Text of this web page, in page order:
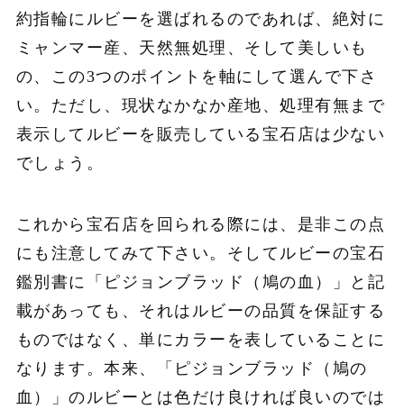
約指輪にルビーを選ばれるのであれば、絶対に
ミャンマー産、天然無処理、そして美しいも
の、この3つのポイントを軸にして選んで下さ
い。ただし、現状なかなか産地、処理有無まで
表示してルビーを販売している宝石店は少ない
でしょう。
これから宝石店を回られる際には、是非この点
にも注意してみて下さい。そしてルビーの宝石
鑑別書に「ピジョンブラッド（鳩の血）」と記
載があっても、それはルビーの品質を保証する
ものではなく、単にカラーを表していることに
なります。本来、「ピジョンブラッド（鳩の
血）」のルビーとは色だけ良ければ良いのでは